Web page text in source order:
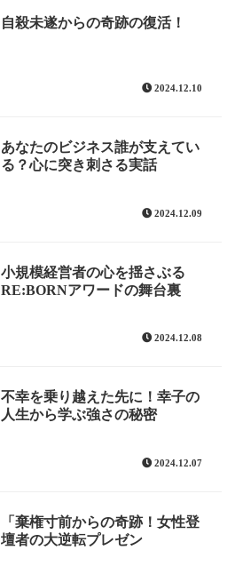
自殺未遂からの奇跡の復活！
2024.12.10
あなたのビジネス誰が支えてい
る？心に突き刺さる実話
2024.12.09
小規模経営者の心を揺さぶる
RE:BORNアワードの舞台裏
2024.12.08
不幸を乗り越えた先に！幸子の
人生から学ぶ強さの秘密
2024.12.07
「棄権寸前からの奇跡！女性登
壇者の大逆転プレゼン